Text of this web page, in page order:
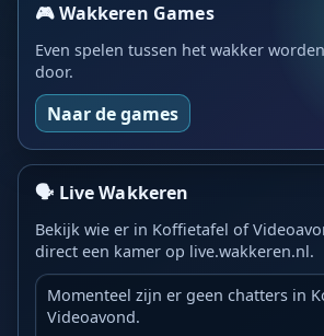
🎮 Wakkeren Games
Even spelen tussen het wakker worden
door.
Naar de games
🗣️ Live Wakkeren
Bekijk wie er in Koffietafel of
direct een kamer op live.wakkeren.nl.
Momenteel zijn er geen chatters in
Videoavond.